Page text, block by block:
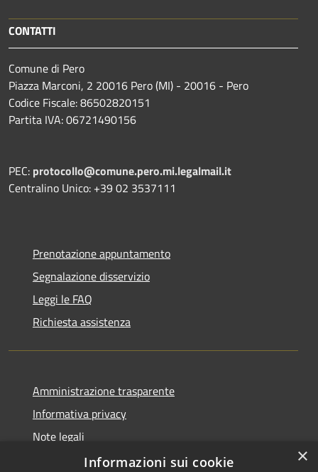
CONTATTI
Comune di Pero
Piazza Marconi, 2 20016 Pero (MI) - 20016 - Pero
Codice Fiscale: 86502820151
Partita IVA: 06721490156
PEC: protocollo@comune.pero.mi.legalmail.it
Centralino Unico: +39 02 3537111
Prenotazione appuntamento
Segnalazione disservizio
Leggi le FAQ
Richiesta assistenza
Amministrazione trasparente
Informativa privacy
Note legali
Dichiarazione di accessibilità
×
Informazioni sui cookie